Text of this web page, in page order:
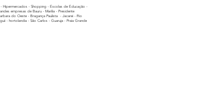
Hipermercados - Shopping - Escolas de Educação -
empresas de Bauru - Marilia - Presidente
do Oeste - Bragança Paulista - Jacarei - Rio
- hortolandia - São Carlos - Guaruja - Praia Grande